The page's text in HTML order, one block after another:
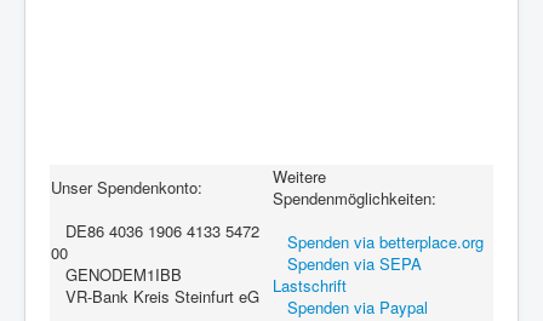
Unser Spendenkonto:
DE86 4036 1906 4133 5472
00
GENODEM1IBB
VR-Bank Kreis Steinfurt eG
Weitere
Spendenmöglichkeiten:
Spenden via betterplace.org
Spenden via SEPA
Lastschrift
Spenden via Paypal